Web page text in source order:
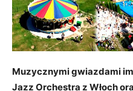
Muzycznymi gwiazdami
Jazz Orchestra z Włoch